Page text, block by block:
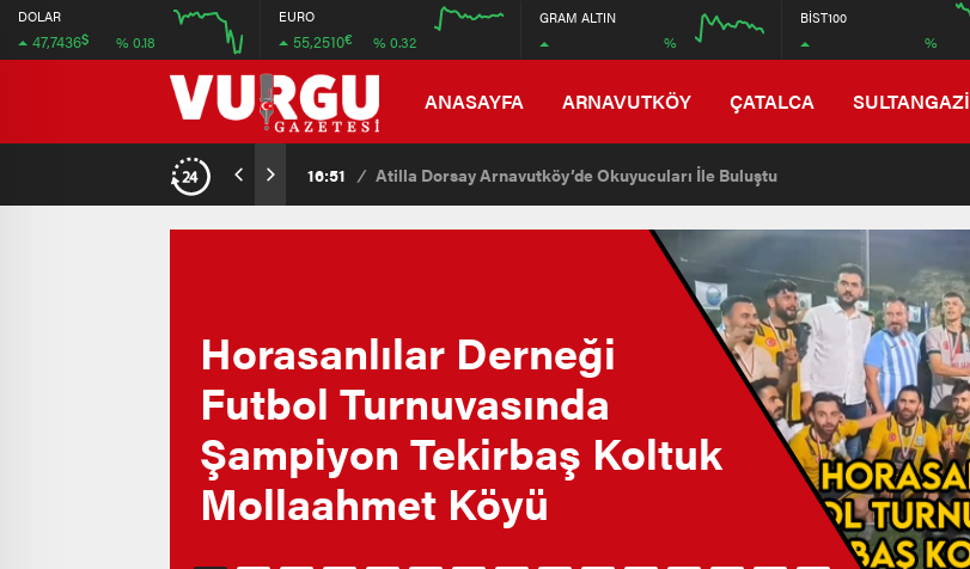
DOLAR
47,7436$ % 0.18
12:00 16:00
47.692
EURO
55,2510€ % 0.32
54.72
GRAM ALTIN
%
6550
BİST100
%
ANASAYFA ARNAVUTKÖY ÇATALCA SULTANGAZİ
15:07 / Kaçak Yapılmak İstenen Lojistik Deposunu Belediye Ekipleri Yıktı
Horasanlılar Derneği
Futbol Turnuvasında
Şampiyon Tekirbaş Koltuk
Mollaahmet Köyü